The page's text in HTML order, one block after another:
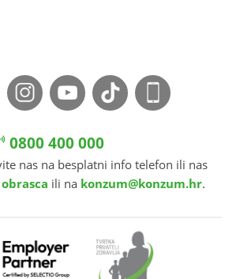
0800 400 000
nas na besplatni info telefon ili nas
obrasca ili na konzum@konzum.hr.